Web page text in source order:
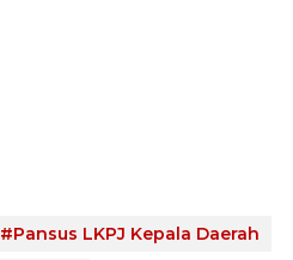
#Pansus LKPJ Kepala Daerah